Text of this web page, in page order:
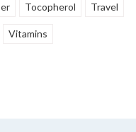
Tocopherol Travel
Vitamins